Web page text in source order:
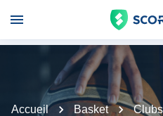
Accueil Basket Clubs